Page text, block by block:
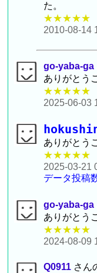
た。
★★★★★
2010-08-14
go-yaba-ga
ありがとう
★★★★★
2025-06-03
ありがとう
★★★★★
2025-03-21
データ投稿
go-yaba-ga
ありがとう
★★★★★
2024-08-09
Q0911 さん